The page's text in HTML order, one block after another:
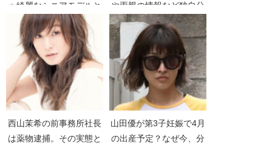
ゃ綺麗なシニアモデルと
判明【発見！大人のため
の粉ミルク】【森永乳
業】【粟野咲里】
や両親の情報など独自分
析！【ハナタカ！優越
感】
西山茉希の前事務所社長
は薬物逮捕。その実態と
山田優が第3子妊娠で4月
の出産予定？なぜ今、分